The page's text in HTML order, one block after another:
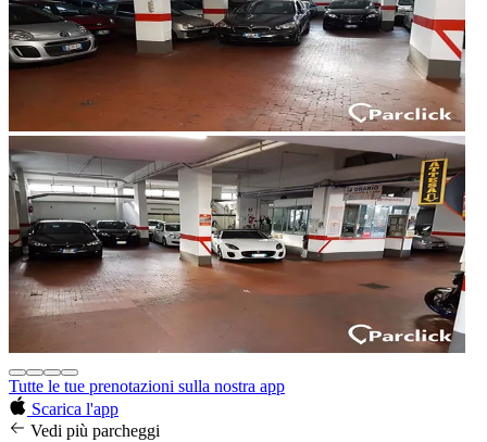
Tutte le tue prenotazioni sulla nostra app
Scarica l'app
Vedi più parcheggi